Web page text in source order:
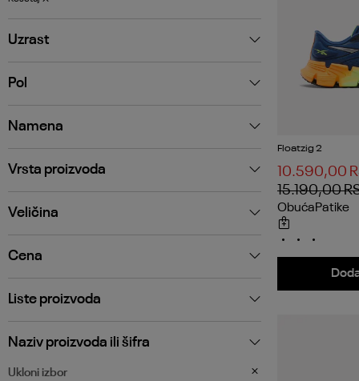
Uzrast
Pol
Namena
Vrsta proizvoda
Veličina
Cena
Liste proizvoda
Naziv proizvoda ili šifra
Ukloni izbor
Floatzig 2
10.590,00
15.190,00
ObućaPatike